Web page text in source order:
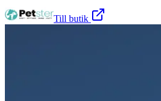
Till butik